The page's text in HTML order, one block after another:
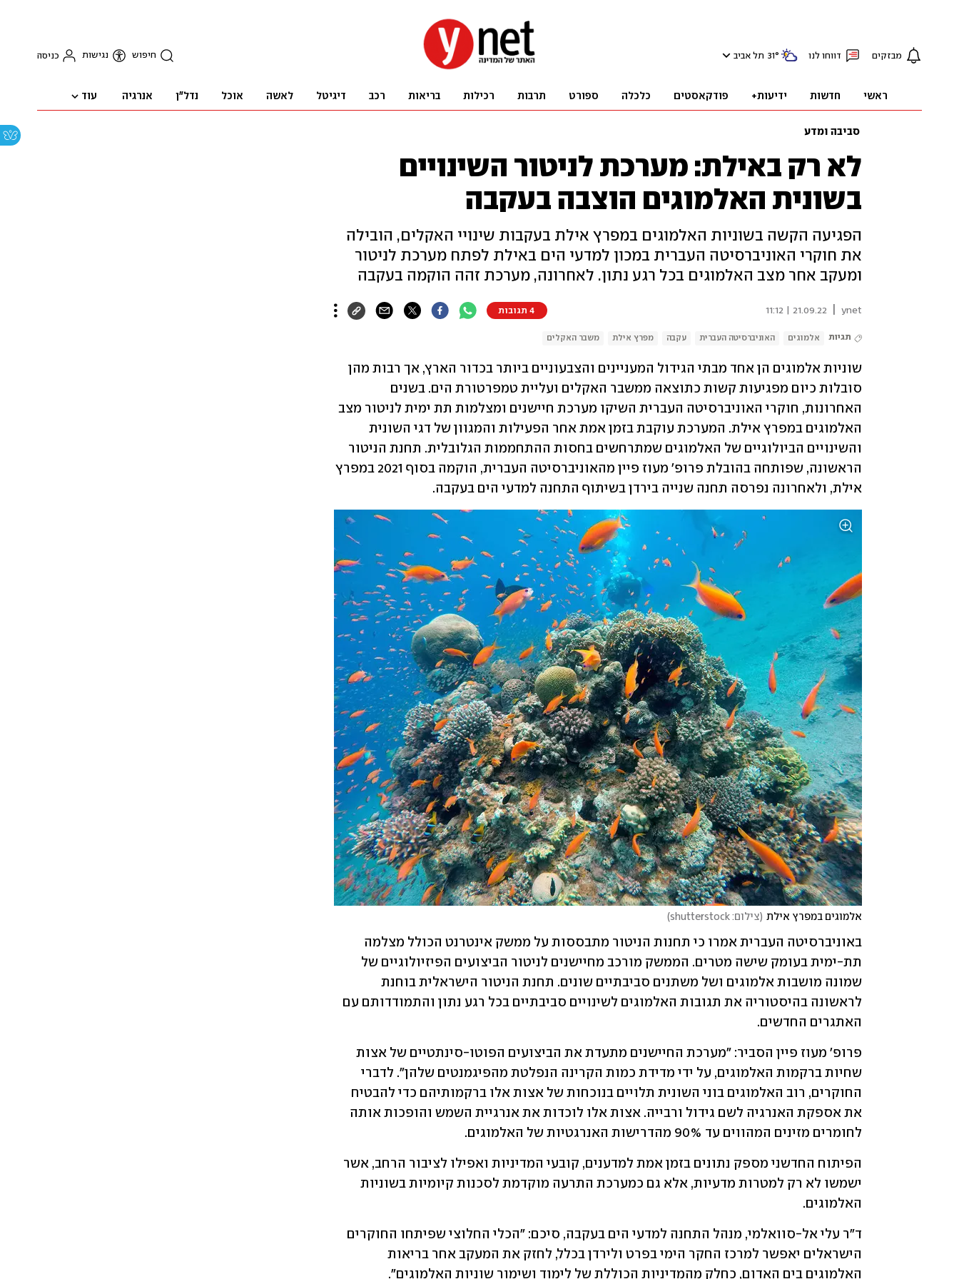
מבזקים דווחו לנו 31° תל אביב חיפוש נגישות כניסה
ראשי חדשות ידיעות+ פודקאסטים כלכלה ספורט תרבות רכילות בריאות רכב דיגיטל לאשה אוכל נדל"ן אנרגיה עוד
סביבה ומדע
לא רק באילת: מערכת לניטור השינויים
בשונית האלמוגים הוצבה בעקבה
הפגיעה הקשה בשוניות האלמוגים במפרץ אילת בעקבות שינויי האקלים, הובילה
את חוקרי האוניברסיטה העברית במכון למדעי הים באילת לפתח מערכת לניטור
ומעקב אחר מצב האלמוגים בכל רגע נתון. לאחרונה, מערכת זהה הוקמה בעקבה
ynet
21.09.22 | 11:12 4 תגובות
תגיות אלמוגים האוניברסיטה העברית עקבה מפרץ אילת משבר האקלים
אילת, ולאחרונה נפרסה תחנה שנייה בירדן בשיתוף התחנה למדעי הים בעקבה.
אלמוגים במפרץ אילת (צילום: shutterstock )
האתגרים החדשים.
לחומרים מזינים המהווים עד 90% מהדרישות האנרגטיות של האלמוגים.
האלמוגים.
האלמוגים בים האדום, כחלק מהמדיניות הכוללת של לימוד ושימור שוניות האלמוגים".